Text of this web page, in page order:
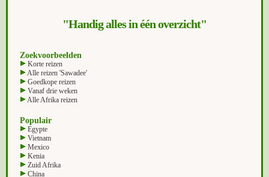
"Handig alles in één overzicht"
Zoekvoorbeelden
Korte reizen
Alle reizen 'Sawadee'
Goedkope reizen
Vanaf drie weken
Alle Afrika reizen
Populair
Egypte
Vietnam
Mexico
Kenia
Zuid Afrika
China